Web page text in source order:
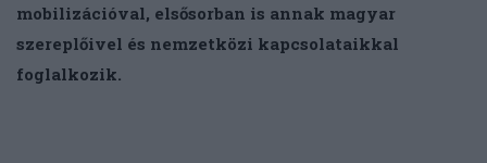
mobilizációval, elsősorban is annak magyar
szereplőivel és nemzetközi kapcsolataikkal
foglalkozik.